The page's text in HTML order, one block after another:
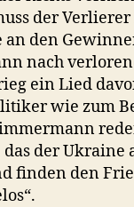
der Verlierer
an den
nach
ein Lied
wie zum
der Ukraine
finden den